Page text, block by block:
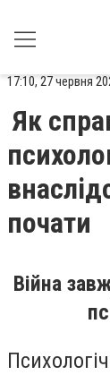
17:10, 27 червня
Як
почати
Війна